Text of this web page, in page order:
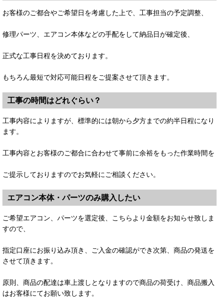
お客様のご都合やご希望日を考慮した上で、工事担当の予定調整、
修理パーツ、エアコン本体などの手配をして納品日が確定後、
正式な工事日程を決めております。
もちろん最短で対応可能日程をご提案させて頂きます。
工事の時間はどれぐらい？
工事内容によりますが、標準的には朝から夕方までの約半日程になり
ます。
工事内容とお客様のご都合に合わせて事前に余裕をもった作業時間を
ご提示しておりますのでお気軽にご相談ください。
エアコン本体・パーツのみ購入したい
ご希望エアコン、パーツを選定後、こちらより金額をお知らせ致しま
すので、
指定口座にお振り込み頂き、ご入金の確認ができ次第、商品の発送を
させて頂きます。
原則、商品の配達は車上渡しとなりますので商品の荷受け、商品搬入
はお客様にてお願い致します。